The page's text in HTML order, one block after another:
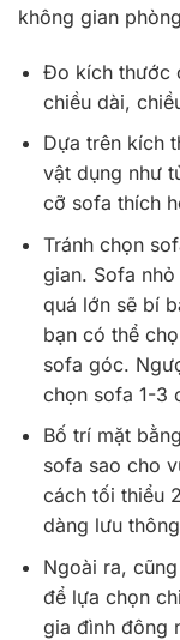
không gian
Đo kích thước
chiều dài,
Dựa trên kích
vật dụng như
cỡ sofa thích
Tránh chọn
gian. Sofa
quá lớn sẽ bí
bạn có thể
sofa góc.
chọn sofa 1-3
Bố trí mặt
sofa sao cho
cách tối thiểu
dàng lưu
Ngoài ra,
để lựa chọn
gia đình đông